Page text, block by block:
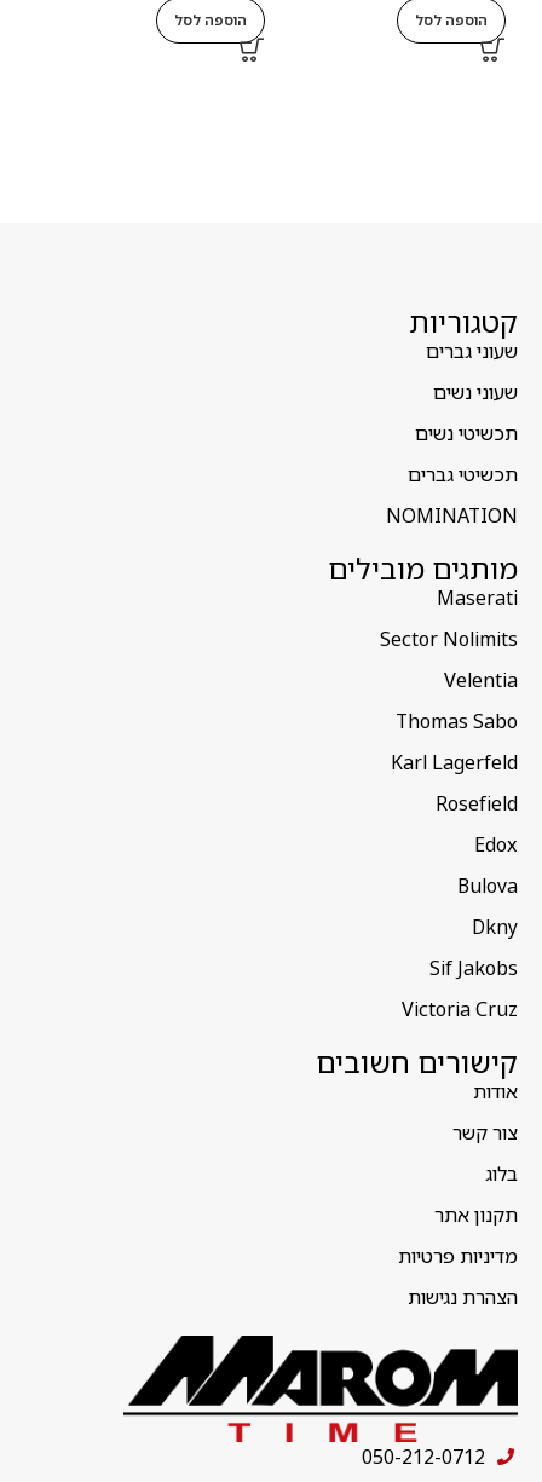
הוספה לסל הוספה לסל
קטגוריות
שעוני גברים
שעוני נשים
תכשיטי נשים
תכשיטי גברים
NOMINATION
מותגים מובילים
Maserati
Sector Nolimits
Velentia
Thomas Sabo
Karl Lagerfeld
Rosefield
Edox
Bulova
Dkny
Sif Jakobs
Victoria Cruz
קישורים חשובים
אודות
צור קשר
בלוג
תקנון אתר
מדיניות פרטיות
הצהרת נגישות
050-212-0712